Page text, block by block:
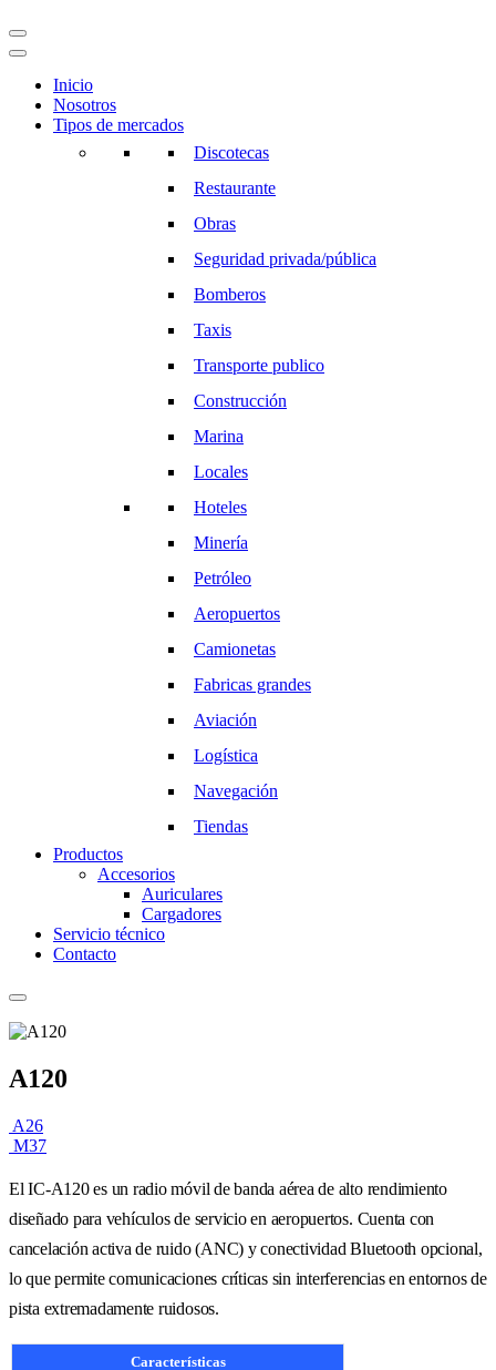
Inicio
Nosotros
Tipos de mercados
Discotecas
Restaurante
Obras
Seguridad privada/pública
Bomberos
Taxis
Transporte publico
Construcción
Marina
Locales
Hoteles
Minería
Petróleo
Aeropuertos
Camionetas
Fabricas grandes
Aviación
Logística
Navegación
Tiendas
Productos
Accesorios
Auriculares
Cargadores
Servicio técnico
Contacto
A120
A26
M37
El IC-A120 es un radio móvil de banda aérea de alto rendimiento
diseñado para vehículos de servicio en aeropuertos. Cuenta con
cancelación activa de ruido (ANC) y conectividad Bluetooth opcional,
lo que permite comunicaciones críticas sin interferencias en entornos de
pista extremadamente ruidosos.
Características